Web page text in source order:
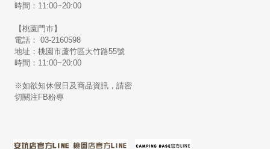
時間：11:00~20:00
【桃園門市】
電話： 03-2160598
地址：桃園市蘆竹區大竹路55號
時間：11:00~20:00
※如欲知休假日及商品資訊，請密
切關注FB粉專